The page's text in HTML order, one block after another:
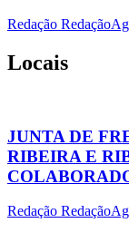
Redação Redação
Locais
JUNTA DE
RIBEIRA E
Redação Redação